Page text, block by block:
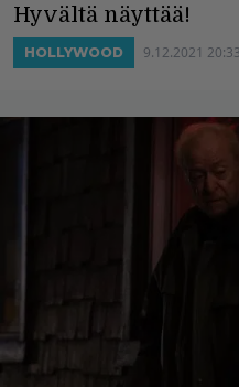
Hyvältä näyttää!
HOLLYWOOD 9.12.2021 20:33